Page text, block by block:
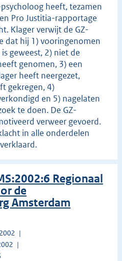
heeft, tezamen
Pro Justitia-rapportage
Klager verwijt de GZ-
dat hij 1) vooringenomen
geweest, 2) niet de
genomen, 3) een
heeft neergezet,
gekregen, 4)
en 5) nagelaten
te doen. De GZ-
verweer gevoerd.
in alle onderdelen
Regionaal
de
Amsterdam